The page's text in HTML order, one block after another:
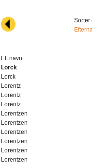
Sorter
Eft.navn
Lorck
Lorck
Lorentz
Lorentz
Lorentz
Lorentzen
Lorentzen
Lorentzen
Lorentzen
Lorentzen
Lorentzen